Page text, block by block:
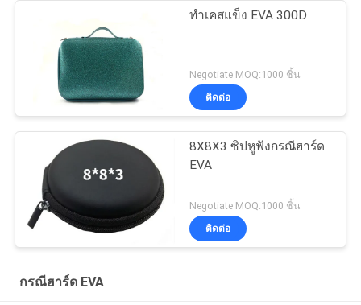
ทำเคสแข็ง EVA 300D
Negotiate MOQ:1000 ชิ้น
ติดต่อ
8X8X3 ซิปหูฟังกรณีฮาร์ด
EVA
Negotiate MOQ:1000 ชิ้น
ติดต่อ
กรณีฮาร์ด EVA